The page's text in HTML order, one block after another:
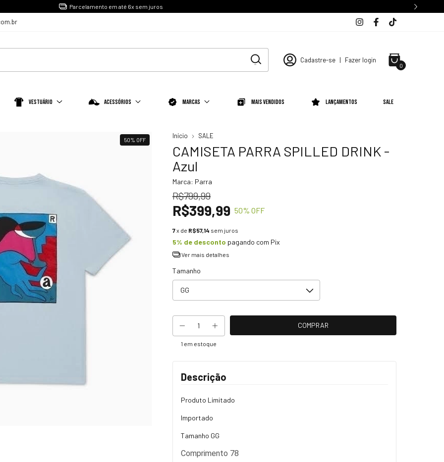
Parcelamento em até 6x sem juros
Cadastre-se | Fazer login
0
Vestuário Acessórios Marcas Mais Vendidos Lançamentos SALE
50% OFF
Início SALE
CAMISETA PARRA SPILLED DRINK -
Azul
Marca: Parra
R$799,99
R$399,99 50% OFF
7x de R$57,14 sem juros
5% de desconto pagando com Pix
Ver mais detalhes
Tamanho
1 em estoque
Descrição
Produto Limitado
Importado
Tamanho GG
Comprimento 78